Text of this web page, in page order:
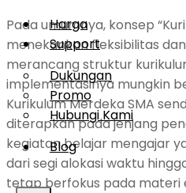
Harga
Support
Dukungan
Promo
Hubungi Kami
Blog
Pada umumnya, konsep
menekankan fleksibilitas
merancang struktur
implementasinya mungkin
Kurikulum Merdeka SMA
diterapkan pada jenjang
kegiatan belajar mengajar
dari segi alokasi waktu
tetap berfokus pada materi